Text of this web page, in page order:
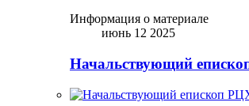
Информация о материале
июнь 12 2025
Начальствующий